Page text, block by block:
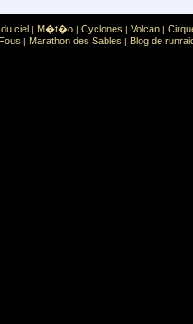
Sports extr�mes
ciel | M�t�o | Cyclones | Volcan |
| Marathon des Sables | Blog de